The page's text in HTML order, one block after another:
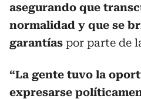
asegurando que
normalidad y que se
garantías por parte de
“La gente tuvo la
expresarse